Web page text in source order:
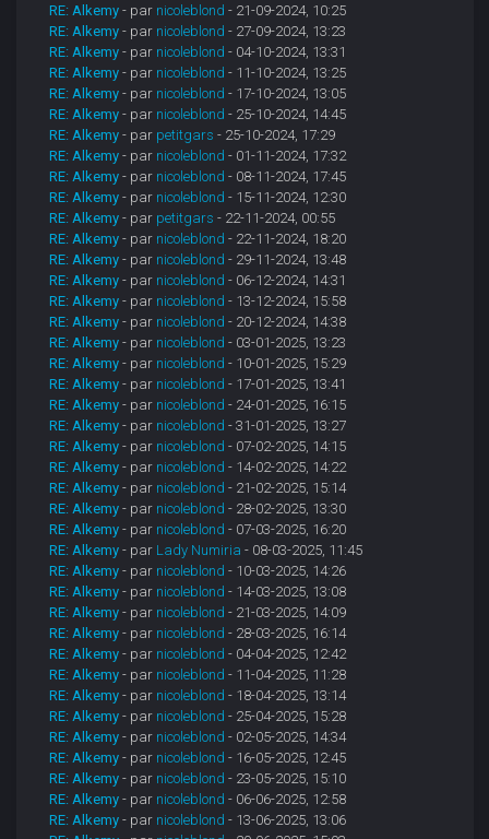
RE: Alkemy - par nicoleblond - 21-09-2024, 10:25
RE: Alkemy - par nicoleblond - 27-09-2024, 13:23
RE: Alkemy - par nicoleblond - 04-10-2024, 13:31
RE: Alkemy - par nicoleblond - 11-10-2024, 13:25
RE: Alkemy - par nicoleblond - 17-10-2024, 13:05
RE: Alkemy - par nicoleblond - 25-10-2024, 14:45
RE: Alkemy - par petitgars - 25-10-2024, 17:29
RE: Alkemy - par nicoleblond - 01-11-2024, 17:32
RE: Alkemy - par nicoleblond - 08-11-2024, 17:45
RE: Alkemy - par nicoleblond - 15-11-2024, 12:30
RE: Alkemy - par petitgars - 22-11-2024, 00:55
RE: Alkemy - par nicoleblond - 22-11-2024, 18:20
RE: Alkemy - par nicoleblond - 29-11-2024, 13:48
RE: Alkemy - par nicoleblond - 06-12-2024, 14:31
RE: Alkemy - par nicoleblond - 13-12-2024, 15:58
RE: Alkemy - par nicoleblond - 20-12-2024, 14:38
RE: Alkemy - par nicoleblond - 03-01-2025, 13:23
RE: Alkemy - par nicoleblond - 10-01-2025, 15:29
RE: Alkemy - par nicoleblond - 17-01-2025, 13:41
RE: Alkemy - par nicoleblond - 24-01-2025, 16:15
RE: Alkemy - par nicoleblond - 31-01-2025, 13:27
RE: Alkemy - par nicoleblond - 07-02-2025, 14:15
RE: Alkemy - par nicoleblond - 14-02-2025, 14:22
RE: Alkemy - par nicoleblond - 21-02-2025, 15:14
RE: Alkemy - par nicoleblond - 28-02-2025, 13:30
RE: Alkemy - par nicoleblond - 07-03-2025, 16:20
RE: Alkemy - par Lady Numiria - 08-03-2025, 11:45
RE: Alkemy - par nicoleblond - 10-03-2025, 14:26
RE: Alkemy - par nicoleblond - 14-03-2025, 13:08
RE: Alkemy - par nicoleblond - 21-03-2025, 14:09
RE: Alkemy - par nicoleblond - 28-03-2025, 16:14
RE: Alkemy - par nicoleblond - 04-04-2025, 12:42
RE: Alkemy - par nicoleblond - 11-04-2025, 11:28
RE: Alkemy - par nicoleblond - 18-04-2025, 13:14
RE: Alkemy - par nicoleblond - 25-04-2025, 15:28
RE: Alkemy - par nicoleblond - 02-05-2025, 14:34
RE: Alkemy - par nicoleblond - 16-05-2025, 12:45
RE: Alkemy - par nicoleblond - 23-05-2025, 15:10
RE: Alkemy - par nicoleblond - 06-06-2025, 12:58
RE: Alkemy - par nicoleblond - 13-06-2025, 13:06